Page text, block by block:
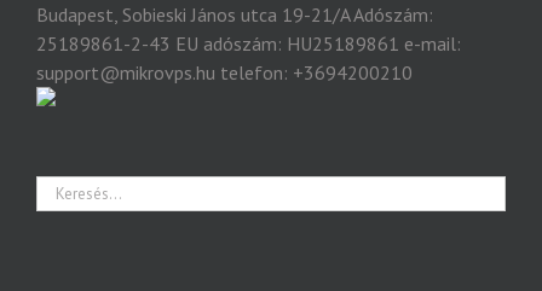
Budapest, Sobieski János utca 19-21/A Adószám:
25189861-2-43 EU adószám: HU25189861 e-mail:
support@mikrovps.hu telefon: +3694200210